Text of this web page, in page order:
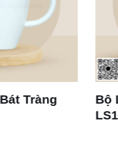
Trắng Bát Tràng